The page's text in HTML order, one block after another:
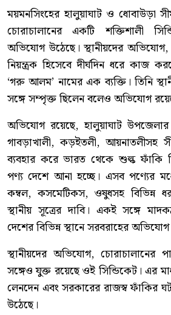
ময়মনসিংহের হালুয়াঘাট ও ধোবাউড়া
চোরাচালানের একটি শক্তিশালী
অভিযোগ উঠেছে। স্থানীয়দের
নিয়ন্ত্রক হিসেবে দীর্ঘদিন ধরে কাজ
‘গরু আলম’ নামের এক ব্যক্তি। তিনি
সঙ্গে সম্পৃক্ত ছিলেন বলেও অভিযোগ
অভিযোগ রয়েছে, হালুয়াঘাট
গাবড়াখালী, কড়ইতলী, আয়নাতলীসহ
ব্যবহার করে ভারত থেকে শুল্ক ফাঁকি
পণ্য দেশে আনা হচ্ছে। এসব পণ্যের
কম্বল, কসমেটিকস, ওষুধসহ বিভিন্ন
স্থানীয় সূত্রের দাবি। একই সঙ্গে
দেশের বিভিন্ন স্থানে সরবরাহের
স্থানীয়দের অভিযোগ, চোরাচালানের
সঙ্গেও যুক্ত রয়েছে ওই সিন্ডিকেট। এর
লেনদেন এবং সরকারের রাজস্ব ফাঁকির
উঠেছে।